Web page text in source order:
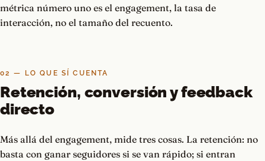
métrica número uno es el engagement, la tasa de
interacción, no el tamaño del recuento.
02 — LO QUE SÍ CUENTA
Retención, conversión y feedback
directo
Más allá del engagement, mide tres cosas. La retención: no
basta con ganar seguidores si se van rápido; si entran